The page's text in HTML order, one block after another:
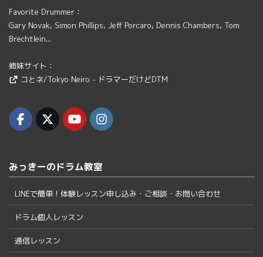
Favorite Drummer：
Gary Novak, Simon Phillips, Jeff Porcaro, Dennis Chambers, Tom
Brechtlein...
姉妹サイト：
コとネ/Tokyo Neiro - ドラマーだけどDTM
みっきーのドラム教室
LINEで簡単！体験レッスン申し込み・ご相談・お問い合わせ
ドラム個人レッスン
通信レッスン